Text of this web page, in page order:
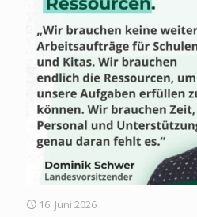
16. Juni 2026